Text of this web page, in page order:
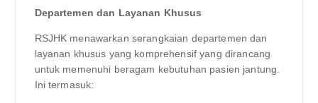
Departemen dan Layanan Khusus
RSJHK menawarkan serangkaian departemen dan
layanan khusus yang komprehensif yang dirancang
untuk memenuhi beragam kebutuhan pasien jantung.
Ini termasuk: